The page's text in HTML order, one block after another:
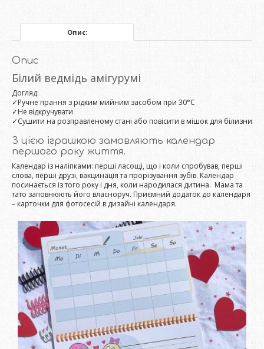
Опис:
Опис
Білий ведмідь амігурумі
Догляд:
✓Ручне прання з рідким мийним засобом при 30°C
✓Не відкручувати
✓Сушити на розправленому стані або повісити в мішок для білизни
З цією іграшкою замовляють календар
першого року життя.
Календар із наліпками: перші ласощі, що і коли спробував, перші
слова, перші друзі, вакцинація та прорізування зубів. Календар
посинається із того року і дня, коли народилася дитина. Мама та
тато заповнюють його власноруч. Приємний додаток до календаря
– карточки для фотосесій в дизайні календаря.